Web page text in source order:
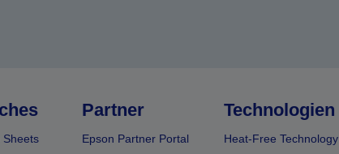
Sheets
Partner
Epson Partner Portal
Technologien
Heat-Free Technology